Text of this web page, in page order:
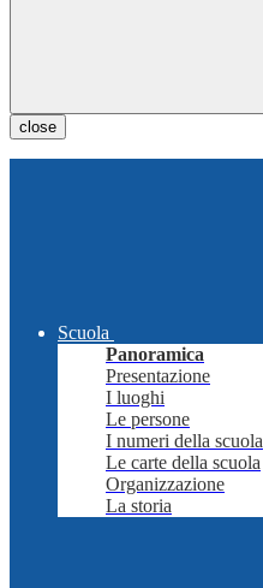
close
Scuola
Panoramica
Presentazione
I luoghi
Le persone
I numeri della scuola
Le carte della scuola
Organizzazione
La storia